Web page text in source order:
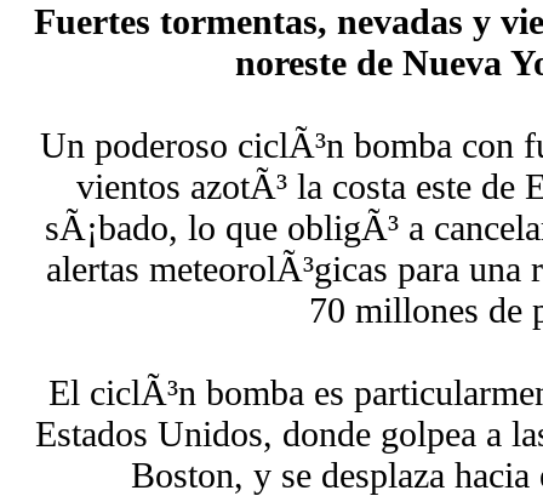
Fuertes tormentas, nevadas y
noreste de Nueva
Un poderoso ciclÃ³n bomba con
vientos azotÃ³ la costa este de
sÃ¡bado, lo que obligÃ³ a
alertas meteorolÃ³gicas para una
70 millones de
El ciclÃ³n bomba es
Estados Unidos, donde golpea a
Boston, y se desplaza